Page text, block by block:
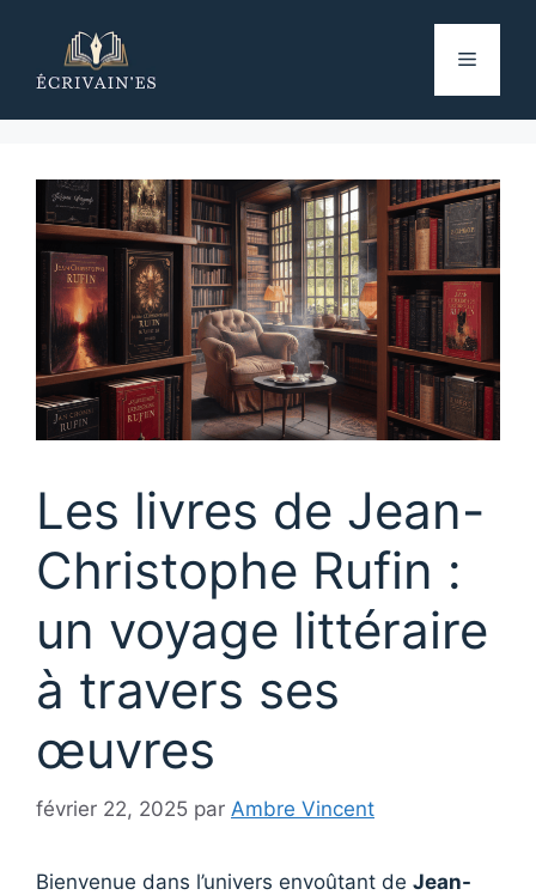
contenu
Menu
Les livres de Jean-
Christophe Rufin :
un voyage littéraire
à travers ses
œuvres
février 22, 2025 par Ambre Vincent
Bienvenue dans l’univers envoûtant de Jean-